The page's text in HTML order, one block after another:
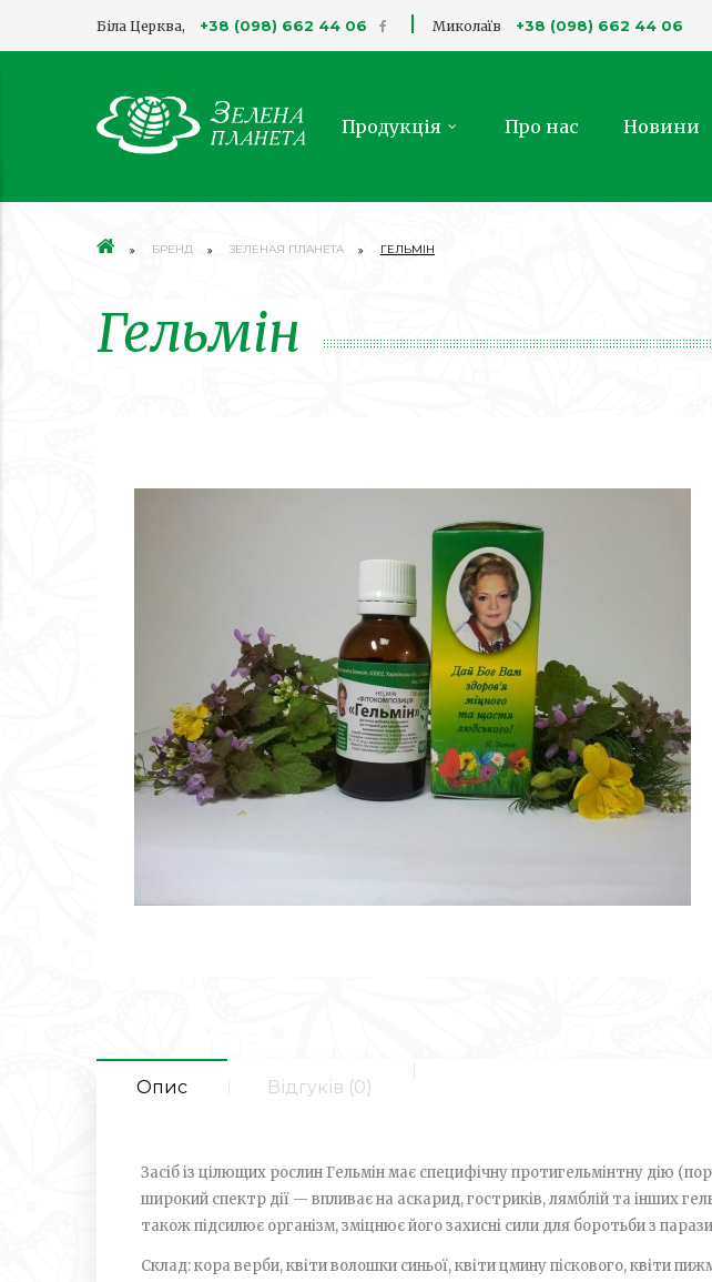
Біла Церква, +38 (098) 662 44 06 Миколаїв +38 (098) 662 44 06
Продукція Про нас Новини
БРЕНД ЗЕЛЕНАЯ ПЛАНЕТА ГЕЛЬМІН
Гельмін
Опис Відгуків (0)
Засіб із цілющих рослин Гельмін має специфічну протигельмінтну дію
широкий спектр дії — впливає на аскарид, гостриків, лямблій та інших
також підсилює організм, зміцнює його захисні сили для боротьби з
Склад: кора верби, квіти волошки синьої, квіти цмину піскового, квіти